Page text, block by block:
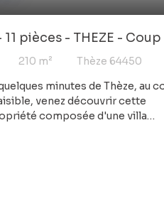
pièces - THEZE - Coup
210 m²
Thèze 64450
minutes de Thèze, au
venez découvrir cette
composée d'une villa
authenticité et son cachet
ainsi qu'une spacieuse